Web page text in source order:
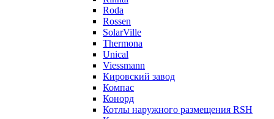
Roda
Rossen
SolarVille
Thermona
Unical
Viessmann
Кировский завод
Компас
Конорд
Котлы наружного размещения RSH